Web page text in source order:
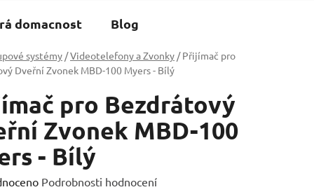
KOŠÍK
domacnost Blog
systémy /Videotelefony a Zvonky / Přijímač pro
Dveřní Zvonek MBD-100 Myers - Bílý
pro Bezdrátový
Zvonek MBD-100
- Bílý
Podrobnosti hodnocení